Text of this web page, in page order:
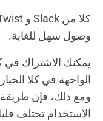
وصول سهل للغاية.
يمكنك الاشتراك في
الواجهة في كلا
الاستخدام تختلف